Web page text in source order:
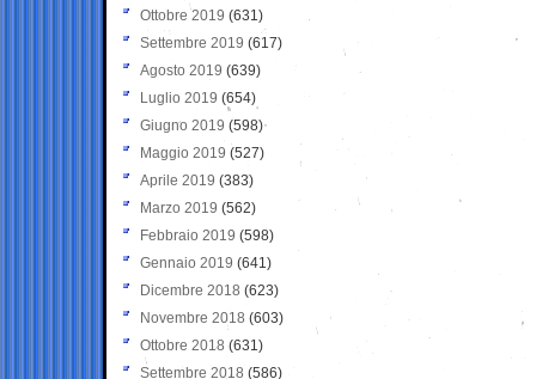
Ottobre 2019 (631)
Settembre 2019 (617)
Agosto 2019 (639)
Luglio 2019 (654)
Giugno 2019 (598)
Maggio 2019 (527)
Aprile 2019 (383)
Marzo 2019 (562)
Febbraio 2019 (598)
Gennaio 2019 (641)
Dicembre 2018 (623)
Novembre 2018 (603)
Ottobre 2018 (631)
Settembre 2018 (586)